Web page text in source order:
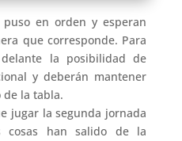
en orden y esperan
que corresponde. Para
la posibilidad de
y deberán mantener
de la tabla.
jugar la segunda jornada
cosas han salido de la